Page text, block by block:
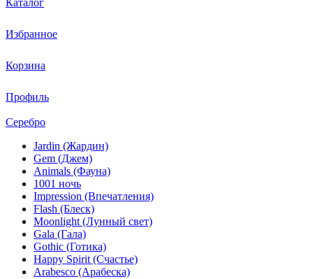
Каталог
Избранное
Корзина
Профиль
Серебро
Jardin (Жардин)
Gem (Джем)
Animals (Фауна)
1001 ночь
Impression (Впечатления)
Flash (Блеск)
Moonlight (Лунный свет)
Gala (Гала)
Gothic (Готика)
Happy Spirit (Счастье)
Arabesco (Арабеска)